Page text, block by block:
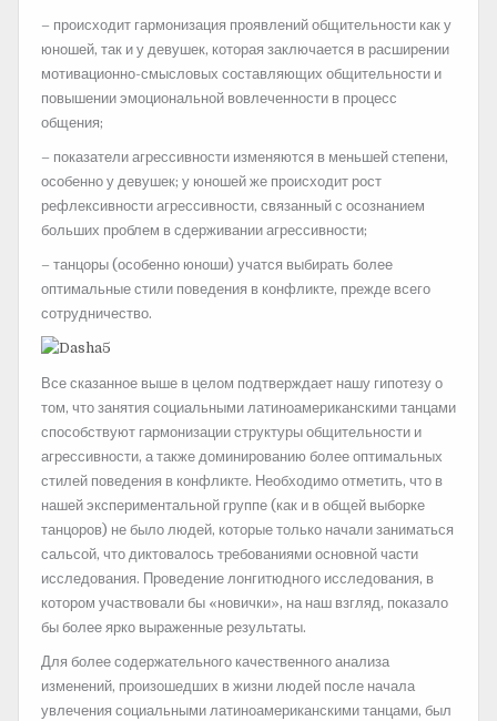
– происходит гармонизация проявлений общительности как у
юношей, так и у девушек, которая заключается в расширении
мотивационно-смысловых составляющих общительности и
повышении эмоциональной вовлеченности в процесс
общения;
– показатели агрессивности изменяются в меньшей степени,
особенно у девушек; у юношей же происходит рост
рефлексивности агрессивности, связанный с осознанием
больших проблем в сдерживании агрессивности;
– танцоры (особенно юноши) учатся выбирать более
оптимальные стили поведения в конфликте, прежде всего
сотрудничество.
Все сказанное выше в целом подтверждает нашу гипотезу о
том, что занятия социальными латиноамериканскими танцами
способствуют гармонизации структуры общительности и
агрессивности, а также доминированию более оптимальных
стилей поведения в конфликте. Необходимо отметить, что в
нашей экспериментальной группе (как и в общей выборке
танцоров) не было людей, которые только начали заниматься
сальсой, что диктовалось требованиями основной части
исследования. Проведение лонгитюдного исследования, в
котором участвовали бы «новички», на наш взгляд, показало
бы более ярко выраженные результаты.
Для более содержательного качественного анализа
изменений, произошедших в жизни людей после начала
увлечения социальными латиноамериканскими танцами, был